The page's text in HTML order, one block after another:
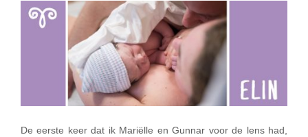
De eerste keer dat ik Mariëlle en Gunnar voor de lens had,